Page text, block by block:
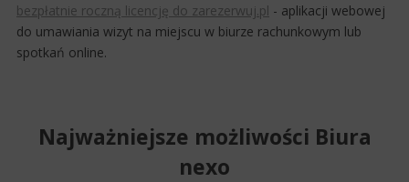
bezpłatnie roczną licencję do zarezerwuj.pl - aplikacji webowej
do umawiania wizyt na miejscu w biurze rachunkowym lub
spotkań online.
Najważniejsze możliwości Biura
nexo